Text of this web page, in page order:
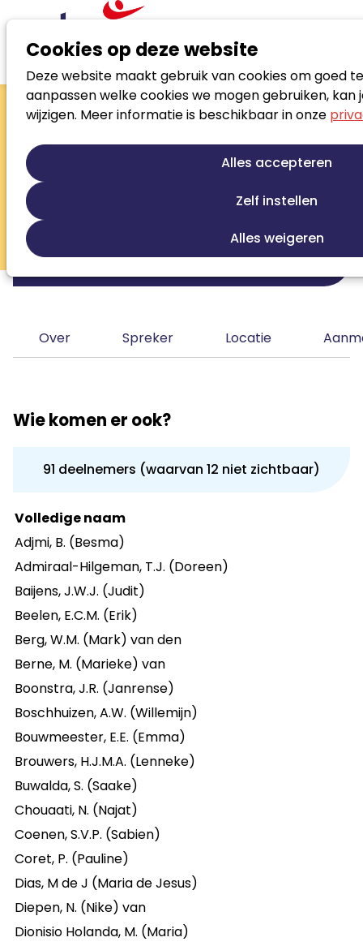
Cookies op deze website
Deze website maakt gebruik van cookies om goed
aanpassen welke cookies we mogen gebruiken,
wijzigen. Meer informatie is beschikbaar in onze
Alles accepteren
Zelf instellen
Alles weigeren
Agenda Deelnemers aan Noloc Visie & Inspiratiedag
Noloc Visie &
Inspiratiedag
Archeon Museumpark
woensdag 5 november 2025 van 10:00 uur tot
Over Spreker Locatie
Wie komen er ook?
91 deelnemers (waarvan 12 niet zichtbaar)
Volledige naam
Adjmi, B. (Besma)
Admiraal-Hilgeman, T.J. (Doreen)
Baijens, J.W.J. (Judit)
Beelen, E.C.M. (Erik)
Berg, W.M. (Mark) van den
Berne, M. (Marieke) van
Boonstra, J.R. (Janrense)
Boschhuizen, A.W. (Willemijn)
Bouwmeester, E.E. (Emma)
Brouwers, H.J.M.A. (Lenneke)
Buwalda, S. (Saake)
Chouaati, N. (Najat)
Coenen, S.V.P. (Sabien)
Coret, P. (Pauline)
Dias, M de J (Maria de Jesus)
Diepen, N. (Nike) van
Dionisio Holanda, M. (Maria)